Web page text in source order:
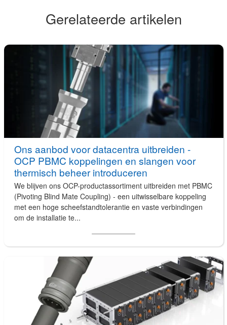
Gerelateerde artikelen
Ons aanbod voor datacentra uitbreiden -
OCP PBMC koppelingen en slangen voor
thermisch beheer introduceren
We blijven ons OCP-productassortiment uitbreiden met PBMC
(Pivoting Blind Mate Coupling) - een uitwisselbare koppeling
met een hoge scheefstandtolerantie en vaste verbindingen
om de installatie te...